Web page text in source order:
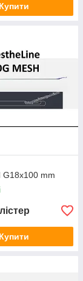
Купити
G18x100 mm
Купити